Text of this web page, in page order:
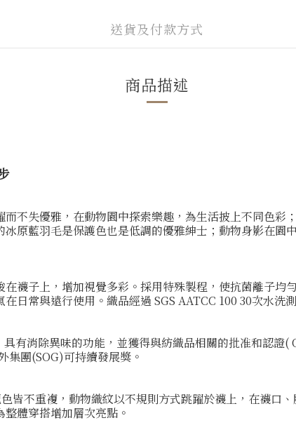
送貨及付款方式
商品描述
不失優雅，在動物園中探索樂趣，為生活披上不同色
原藍羽毛是保護色也是低調的優雅紳士；動物身影在
襪子上，增加視覺多彩。採用特殊製程，使抗菌離子
日常與遠行使用。織品經過 SGS AATCC 100 30次水
有消除異味的功能，並獲得與紡織品相關的批准和認
集團(SOG)可持續發展獎。
皆不重複，動物織紋以不規則方式跳躍於襪上，在襪口
體穿搭增加層次亮點。